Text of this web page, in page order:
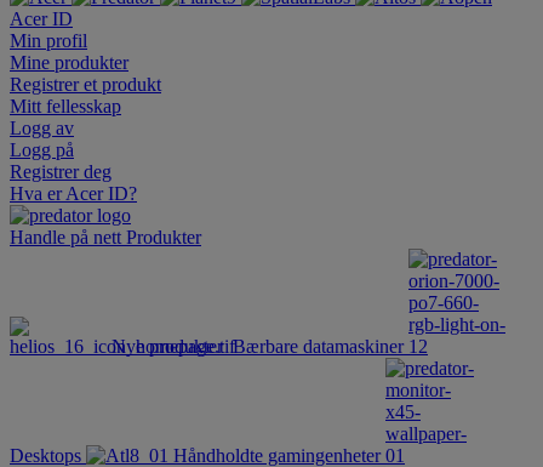
Acer ID
Min profil
Mine produkter
Registrer et produkt
Mitt fellesskap
Logg av
Logg på
Registrer deg
Hva er Acer ID?
Handle på nett Produkter
Nye produkter Bærbare datamaskiner
Desktops Håndholdte gamingenheter